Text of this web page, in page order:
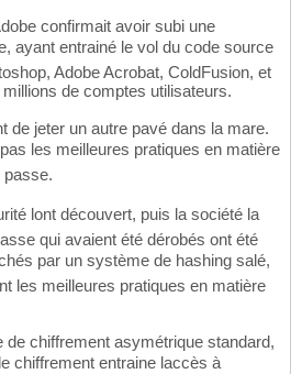
confirmait avoir subi une
ayant entrainé le vol du code source
Adobe Acrobat, ColdFusion, et
de comptes utilisateurs.
de jeter un autre pavé dans la mare.
pas les meilleures pratiques en matière
passe.
lont découvert, puis la société la
qui avaient été dérobés ont été
par un système de hashing salé,
les meilleures pratiques en matière
de chiffrement asymétrique standard,
chiffrement entraine laccès à